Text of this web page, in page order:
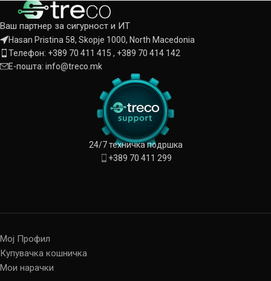
Ваш партнер за сигурност и ИТ
Hasan Pristina 58, Skopje 1000, North Macedonia
Телефон: +389 70 411 415 , +389 70 414 142
Е-пошта: info@treco.mk
24/7 техничка подршка
+389 70 411 299
Мој Профил
Купувачка кошничка
Мои нарачки